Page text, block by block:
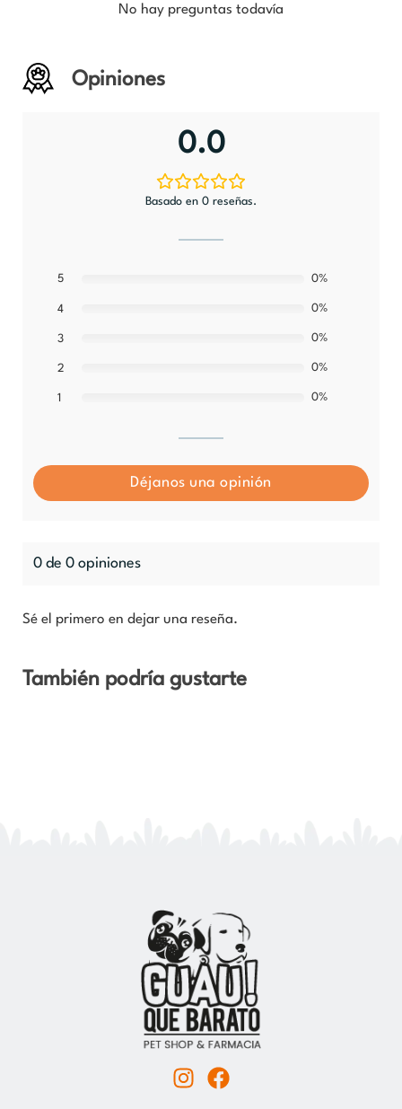
No hay preguntas todavía
Opiniones
0.0
Basado en 0 reseñas.
5 0%
4 0%
3 0%
2 0%
1 0%
Déjanos una opinión
0 de 0 opiniones
Sé el primero en dejar una reseña.
También podría gustarte
I
F